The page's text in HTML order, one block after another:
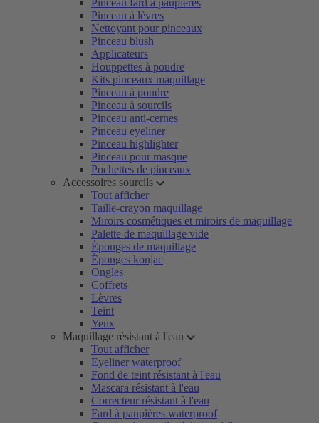
Pinceau fard à paupières
Pinceau à lèvres
Nettoyant pour pinceaux
Pinceau blush
Applicateurs
Houppettes à poudre
Kits pinceaux maquillage
Pinceau à poudre
Pinceau à sourcils
Pinceau anti-cernes
Pinceau eyeliner
Pinceau highlighter
Pinceau pour masque
Pochettes de pinceaux
Accessoires sourcils
Tout afficher
Taille-crayon maquillage
Miroirs cosmétiques et miroirs de maquillage
Palette de maquillage vide
Éponges de maquillage
Éponges konjac
Ongles
Coffrets
Lèvres
Teint
Yeux
Maquillage résistant à l'eau
Tout afficher
Eyeliner waterproof
Fond de teint résistant à l'eau
Mascara résistant à l'eau
Correcteur résistant à l'eau
Fard à paupières waterproof